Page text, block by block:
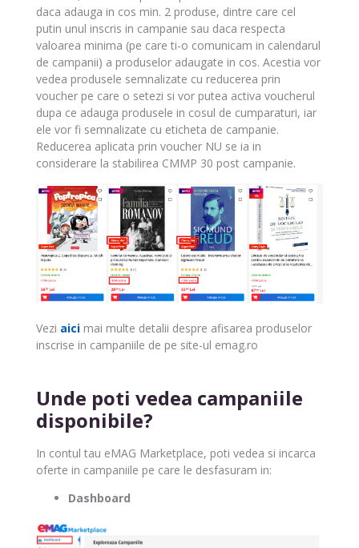
daca adauga in cos min. 2 produse, dintre care cel
putin unul inscris in campanie sau daca respecta
valoarea minima (pe care ti-o comunicam in calendarul
de campanii) a produselor adaugate in cos. Acestia vor
vedea produsele semnalizate cu reducerea prin
voucher pe care o setezi si vor putea activa voucherul
dupa ce adauga produsele in cosul de cumparaturi, iar
ele vor fi semnalizate cu eticheta de campanie.
Reducerea aplicata prin voucher NU se ia in
considerare la stabilirea CMMP 30 post campanie.
Vezi aici mai multe detalii despre afisarea produselor
inscrise in campaniile de pe site-ul emag.ro
Unde poti vedea campaniile
disponibile?
In contul tau eMAG Marketplace, poti vedea si incarca
oferte in campaniile pe care le desfasuram in:
Dashboard